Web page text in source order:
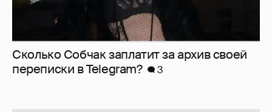
Сколько Собчак заплатит за архив своей
перeписки в Telegram?
3